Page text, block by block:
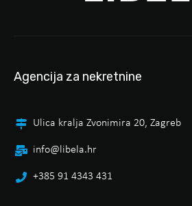
Agencija za nekretnine
Ulica kralja Zvonimira 20, Zagreb
info@libela.hr
+385 91 4343 431